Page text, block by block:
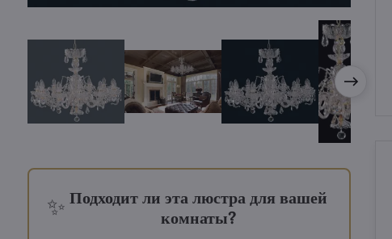
✨ Подходит ли эта люстра для вашей
комнаты?